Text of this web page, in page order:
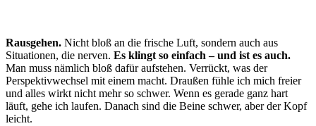
Rausgehen. Nicht bloß an die frische Luft, sondern auch aus
Situationen, die nerven. Es klingt so einfach – und ist es auch.
Man muss nämlich bloß dafür aufstehen. Verrückt, was der
Perspektivwechsel mit einem macht. Draußen fühle ich mich freier
und alles wirkt nicht mehr so schwer. Wenn es gerade ganz hart
läuft, gehe ich laufen. Danach sind die Beine schwer, aber der Kopf
leicht.